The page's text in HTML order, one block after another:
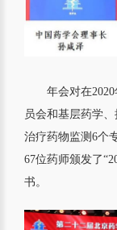
年会对在
员会和基层药学
治疗药物监测6个
67位药师颁发了
书。